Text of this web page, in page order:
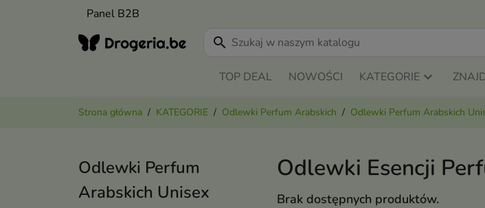
Panel B2B
search
TOP DEAL NOWOŚCI KATEGORIE
Strona główna KATEGORIE Odlewki Perfum Arabskich Odlewki Perfum Arabskich
Odlewki Perfum
Arabskich Unisex
Odlewki Esencji
Brak dostępnych produktów.